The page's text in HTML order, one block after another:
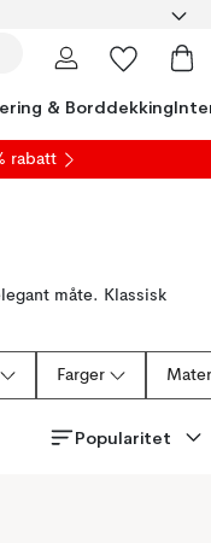
& Borddekking
rabatt
måte. Klassisk
Farger
Popularitet